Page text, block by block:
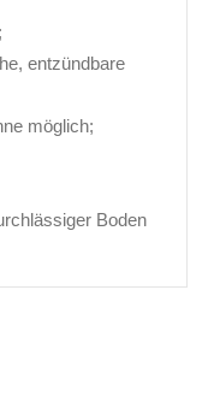
entzündbare
möglich;
Boden